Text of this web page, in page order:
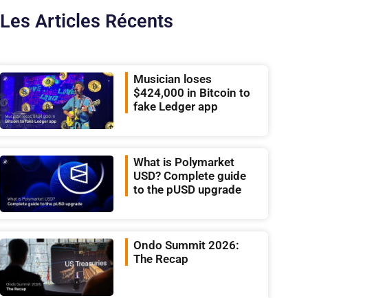
Les Articles Récents
Musician loses
$424,000 in Bitcoin to
fake Ledger app
What is Polymarket
USD? Complete guide
to the pUSD upgrade
Ondo Summit 2026:
The Recap